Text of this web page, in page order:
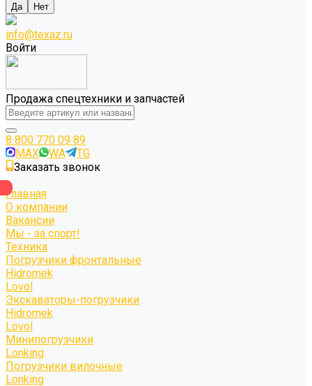
Да Нет
info@texaz.ru
Войти
Продажа спецтехники и запчастей
8 800 770 09 89
MAX
WA
TG
Заказать звонок
Главная
О компании
Вакансии
Мы - за спорт!
Техника
Погрузчики фронтальные
Hidromek
Lovol
Экскаваторы-погрузчики
Hidromek
Lovol
Минипогрузчики
Lonking
Погрузчики вилочные
Lonking